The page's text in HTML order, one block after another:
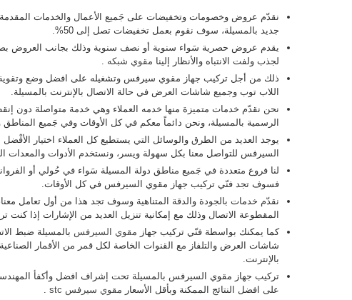
نقدّم عروض وخصومات وتخفيضات على جَميع الأعمال والخدمات
جديد بالمسيلة، سوف نقوم بعمل تخفيضات تصل إلى 50%.
يقدم عروض حصرية سَواء سنوية أو نصف سنوية وذلك بجانب العروض
لجذب ولفت الانتباه والأنظار إلينا مقوي شبكه
ذلك من أجل تركيب جهاز مقوي سيرفس وتشغيله على افضل وضع
اللاب توب وجميع شاشات العرض في حالة الاتصال بالإنترنت بالمسيلة.
نحن نقدّم خدمات متميزة منها خدمه العملاء وهي خدمة متواصلة دون
الرسمية بالمسيلة، ونحن دائماً معكم في كل الأوقات وفي جَميع المناطق
يوجد العديد من الطرق والوسائل التي يستطيع كل العملاء اختيار
السيرفس للتواصل معنا بكل سهولة ويسر، ونستخدم الأدوات
لنا فروع متعددة في جَميع مناطق دولة المسيلة سَواء في حُولي أو
فسوف تجد فنّي تركيب جهاز مقوي السيرفس في كل الأوقات.
نقدّم خدمات بالجودة والدقة المتناهية وسوف تجد هذا من أول تعامل
المقطوعة الاتصال وذلك مع إمكانية تنزيل العديد من الإشارات إذا كنت
كما يمكنك بواسطة فنّي تركيب جهاز مقوي السيرفس بالمسيلة ضبط
شاشات العرض والتلفاز مع القنوات الخاصة لكل قمر من الأقمار
بالإنترنت.
تركيب جهاز مقوي السيرفس بالمسيلة تحت إشراف افضل وأكفأ
على افضل النتائج الممكنة وبأقل الأسعار مقوي سيرفس stc